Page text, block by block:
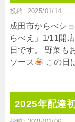
投稿: 2025/01/14
成田市からべシ
らべえ」1/11開
日です。 野菜も
ソース
この日
2025年配達